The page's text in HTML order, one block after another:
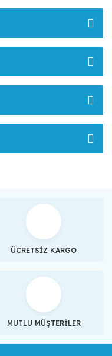
ÜCRETSİZ KARGO
MUTLU MÜŞTERİLER